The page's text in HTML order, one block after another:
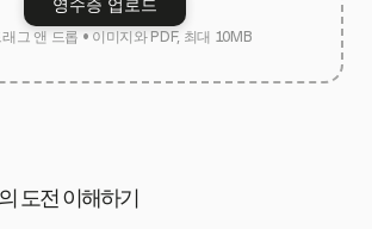
영수증 업로드
그 앤 드롭 • 이미지와 PDF, 최대 10MB
도전 이해하기